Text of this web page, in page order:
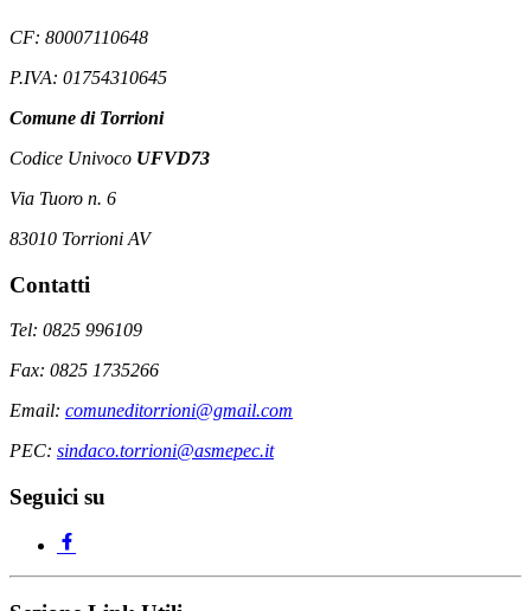
CF: 80007110648
P.IVA: 01754310645
Comune di Torrioni
Codice Univoco UFVD73
Via Tuoro n. 6
83010 Torrioni AV
Contatti
Tel: 0825 996109
Fax: 0825 1735266
Email: comuneditorrioni@gmail.com
PEC: sindaco.torrioni@asmepec.it
Seguici su